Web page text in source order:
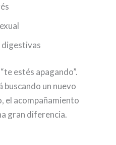
estés apagando”.
buscando un nuevo
el acompañamiento
gran diferencia.